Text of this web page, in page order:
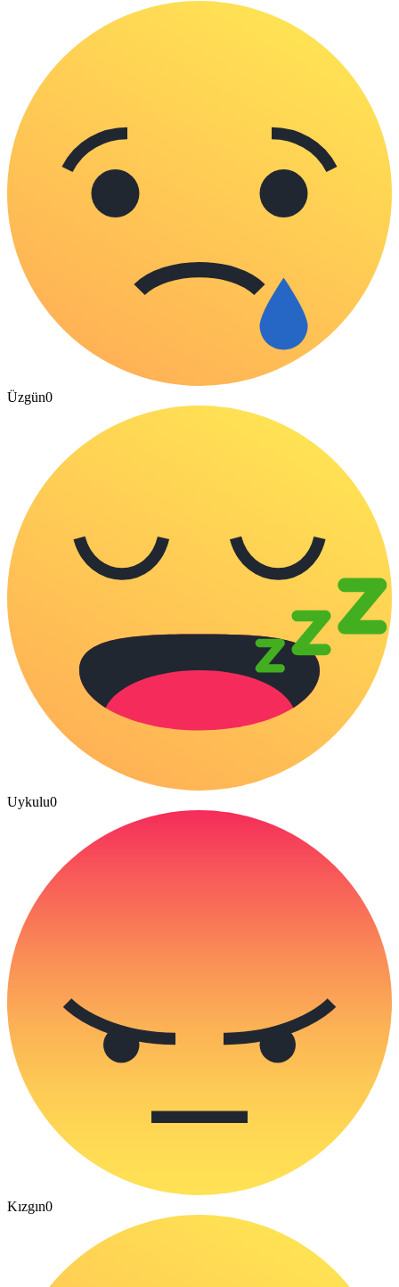
Üzgün0
Uykulu0
Kızgın0